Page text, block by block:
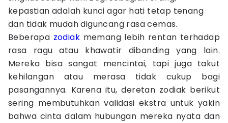
kepastian adalah kunci agar hati tetap tenang
dan tidak mudah diguncang rasa cemas.
Beberapa zodiak memang lebih rentan terhadap
rasa ragu atau khawatir dibanding yang lain.
Mereka bisa sangat mencintai, tapi juga takut
kehilangan atau merasa tidak cukup bagi
pasangannya. Karena itu, deretan zodiak berikut
sering membutuhkan validasi ekstra untuk yakin
bahwa cinta dalam hubungan mereka nyata dan